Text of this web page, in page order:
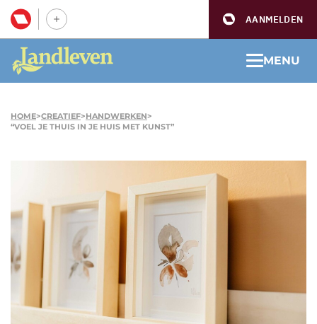
AANMELDEN
MENU
HOME>CREATIEF>HANDWERKEN>
“VOEL JE THUIS IN JE HUIS MET KUNST”